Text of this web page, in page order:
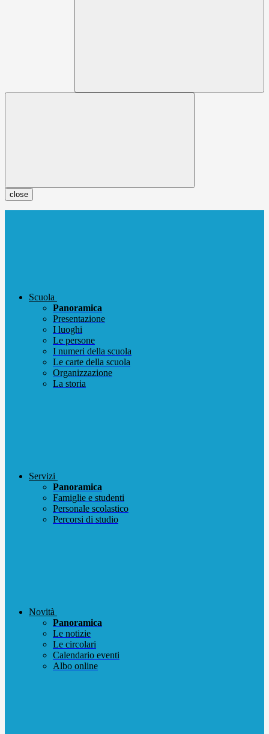
close
Scuola
Panoramica
Presentazione
I luoghi
Le persone
I numeri della scuola
Le carte della scuola
Organizzazione
La storia
Servizi
Panoramica
Famiglie e studenti
Personale scolastico
Percorsi di studio
Novità
Panoramica
Le notizie
Le circolari
Calendario eventi
Albo online